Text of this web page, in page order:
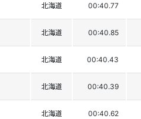
北海道 00:40.77
北海道 00:40.85
北海道 00:40.43
北海道 00:40.39
北海道 00:40.62